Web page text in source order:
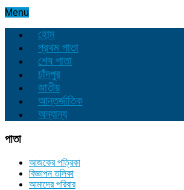
Menu
হোম
প্রথম পাতা
শেষ পাতা
চাঁদপুর
জাতীয়
আন্তর্জাতিক
অন্যান্য
পাতা
আজকের পত্রিকা
বিজ্ঞাপন তলিকা
আমাদের পরিবার